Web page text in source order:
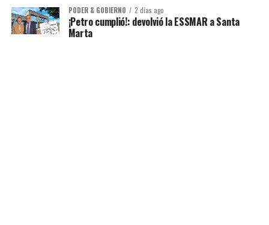
PODER & GOBIERNO 2 días ago
¡Petro cumplió!: devolvió la ESSMAR a Santa
Marta